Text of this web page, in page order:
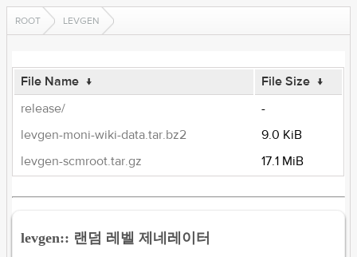
ROOT LEVGEN
File Name ↓ File Size ↓
release/
-
levgen-moni-wiki-data.tar.bz2
9.0 KiB
levgen-scmroot.tar.gz
17.1 MiB
levgen:: 랜덤 레벨 제네레이터